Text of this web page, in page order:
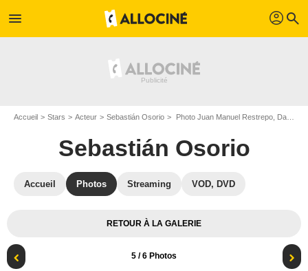
menu profil search
Accueil Stars Acteur Sebastián Osorio Photo Juan Manuel Restrepo, Danna García, Sebastián Osorio
Sebastián Osorio
Accueil Photos Streaming VOD, DVD
RETOUR À LA GALERIE
5 / 6 Photos